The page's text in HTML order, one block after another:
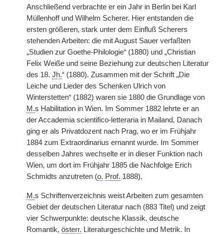
Anschließend verbrachte er ein Jahr in Berlin bei Karl
Müllenhoff und Wilhelm Scherer. Hier entstanden die
ersten größeren, stark unter dem Einfluß Scherers
stehenden Arbeiten: die mit August Sauer verfaßten
„Studien zur Goethe-Philologie“ (1880) und „Christian
Felix Weiße und seine Beziehung zur deutschen Literatur
des 18. Jh.“ (1880). Zusammen mit der Schrift „Die
Leiche und Lieder des Schenken Ulrich von
Winterstetten“ (1882) waren sie 1880 die Grundlage von
M.s Habilitation in Wien. Im Sommer 1882 lehrte er an
der Accademia scientifico-letteraria in Mailand, Danach
ging er als Privatdozent nach Prag, wo er im Frühjahr
1884 zum Extraordinarius ernannt wurde. Im Sommer
desselben Jahres wechselte er in dieser Funktion nach
Wien, um dort im Frühjahr 1885 die Nachfolge Erich
Schmidts anzutreten (o. Prof. 1888).
M.s Schriftenverzeichnis weist Arbeiten zum gesamten
Gebiet der deutschen Literatur nach (883 Titel) und zeigt
vier Schwerpunkte: deutsche Klassik, deutsche
Romantik, österr. Literaturgeschichte und Metrik. In